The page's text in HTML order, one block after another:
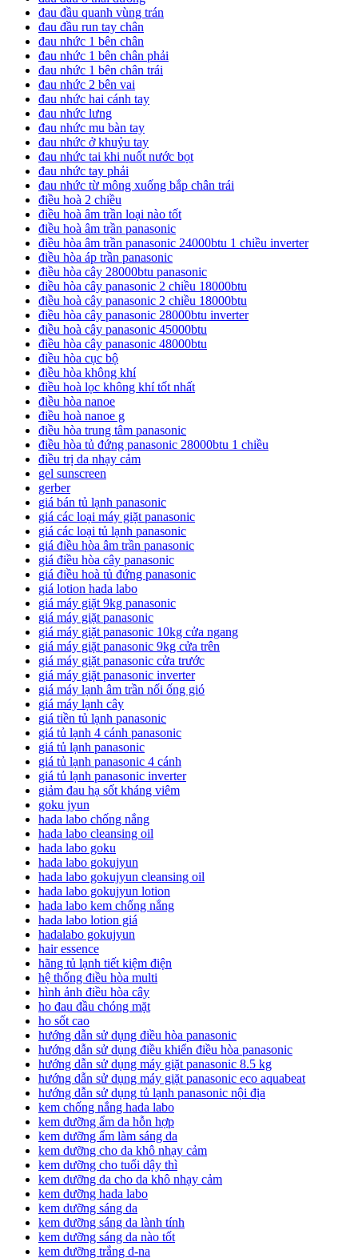
đau đầu quanh vùng trán
đau đầu run tay chân
đau nhức 1 bên chân
đau nhức 1 bên chân phải
đau nhức 1 bên chân trái
đau nhức 2 bên vai
đau nhức hai cánh tay
đau nhức lưng
đau nhức mu bàn tay
đau nhức ở khuỷu tay
đau nhức tai khi nuốt nước bọt
đau nhức tay phải
đau nhức từ mông xuống bắp chân trái
điều hoà 2 chiều
điều hoà âm trần loại nào tốt
điều hoà âm trần panasonic
điều hòa âm trần panasonic 24000btu 1 chiều inverter
điều hòa áp trần panasonic
điều hòa cây 28000btu panasonic
điều hòa cây panasonic 2 chiều 18000btu
điều hoà cây panasonic 2 chiều 18000btu
điều hòa cây panasonic 28000btu inverter
điều hoà cây panasonic 45000btu
điều hòa cây panasonic 48000btu
điều hòa cục bộ
điều hòa không khí
điều hoà lọc không khí tốt nhất
điều hòa nanoe
điều hoà nanoe g
điều hòa trung tâm panasonic
điều hòa tủ đứng panasonic 28000btu 1 chiều
điều trị da nhạy cảm
gel sunscreen
gerber
giá bán tủ lạnh panasonic
giá các loại máy giặt panasonic
giá các loại tủ lạnh panasonic
giá điều hòa âm trần panasonic
giá điều hòa cây panasonic
giá điều hoà tủ đứng panasonic
giá lotion hada labo
giá máy giặt 9kg panasonic
giá máy giặt panasonic
giá máy giặt panasonic 10kg cửa ngang
giá máy giặt panasonic 9kg cửa trên
giá máy giặt panasonic cửa trước
giá máy giặt panasonic inverter
giá máy lạnh âm trần nối ống gió
giá máy lạnh cây
giá tiền tủ lạnh panasonic
giá tủ lạnh 4 cánh panasonic
giá tủ lạnh panasonic
giá tủ lạnh panasonic 4 cánh
giá tủ lạnh panasonic inverter
giảm đau hạ sốt kháng viêm
goku jyun
hada labo chống nắng
hada labo cleansing oil
hada labo goku
hada labo gokujyun
hada labo gokujyun cleansing oil
hada labo gokujyun lotion
hada labo kem chống nắng
hada labo lotion giá
hadalabo gokujyun
hair essence
hãng tủ lạnh tiết kiệm điện
hệ thống điều hòa multi
hình ảnh điều hòa cây
ho đau đầu chóng mặt
ho sốt cao
hướng dẫn sử dụng điều hòa panasonic
hướng dẫn sử dụng điều khiển điều hòa panasonic
hướng dẫn sử dụng máy giặt panasonic 8.5 kg
hướng dẫn sử dụng máy giặt panasonic eco aquabeat
hướng dẫn sử dụng tủ lạnh panasonic nội địa
kem chống nắng hada labo
kem dưỡng ẩm da hỗn hợp
kem dưỡng ẩm làm sáng da
kem dưỡng cho da khô nhạy cảm
kem dưỡng cho tuổi dậy thì
kem dưỡng da cho da khô nhạy cảm
kem dưỡng hada labo
kem dưỡng sáng da
kem dưỡng sáng da lành tính
kem dưỡng sáng da nào tốt
kem dưỡng trắng d-na